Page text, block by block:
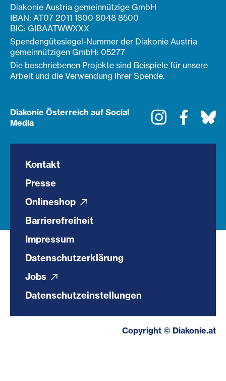
Diakonie Austria gemeinnützige GmbH
IBAN: AT07 2011 1800 8048 8500
BIC: GIBAATWWXXX
Spendengütesiegel-Nummer der Diakonie Austria
gemeinnützigen GmbH: 05277
Die beschriebenen Projekte sind Beispiele für unsere
Arbeit und die Verwendung Ihrer Spende.
Diakonie Österreich auf Social
Media
Instagram
Kontakt
Presse
Onlineshop
Barrierefreiheit
Impressum
Datenschutzerklärung
Jobs
Datenschutzeinstellungen
Copyright © Diakonie.at